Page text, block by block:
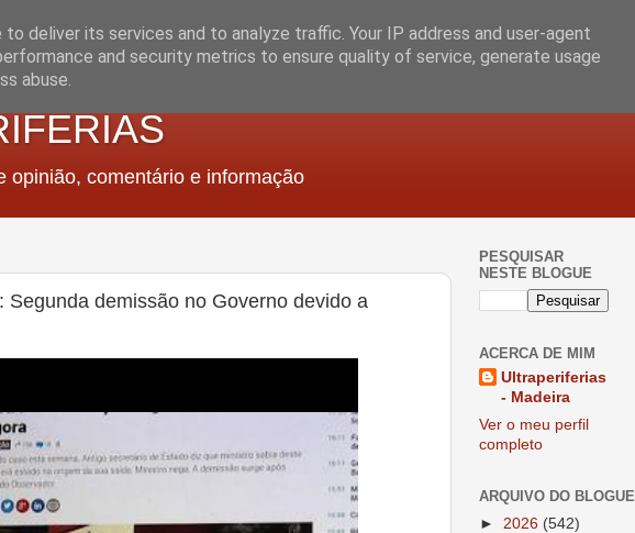
opinião, comentário e informação
Segunda demissão no Governo devido a
PESQUISAR
NESTE BLOGUE
ACERCA DE MIM
Ultraperiferias
- Madeira
Ver o meu perfil
completo
ARQUIVO DO BLOGUE
► 2026 (542)
deliver its services and to analyze traffic. Your IP address and user-agent
and security metrics to ensure quality of service, generate usage
abuse.